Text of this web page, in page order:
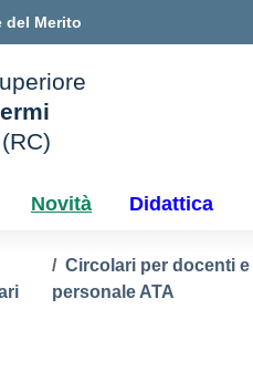
del Merito
Novità Didattica
Circolari per docenti e
personale ATA